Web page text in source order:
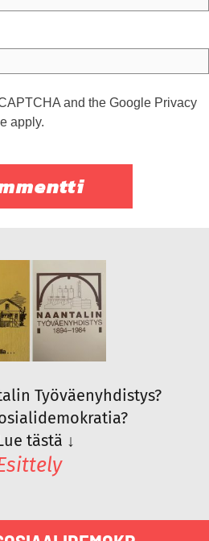
and the Google Privacy
apply.
Työväenyhdistys?
tästä ↓